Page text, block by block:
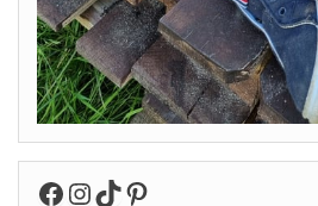
Facebook
Instagram
TikTok
Pinterest